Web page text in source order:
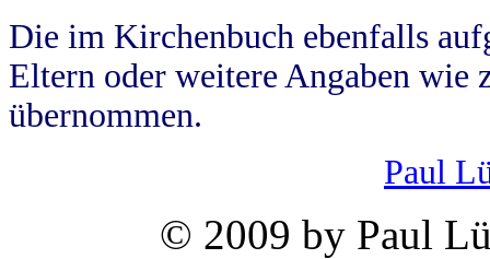
Die im Kirchenbuch ebenfalls
Eltern oder weitere Angaben wie
übernommen.
Paul
© 2009 by Paul